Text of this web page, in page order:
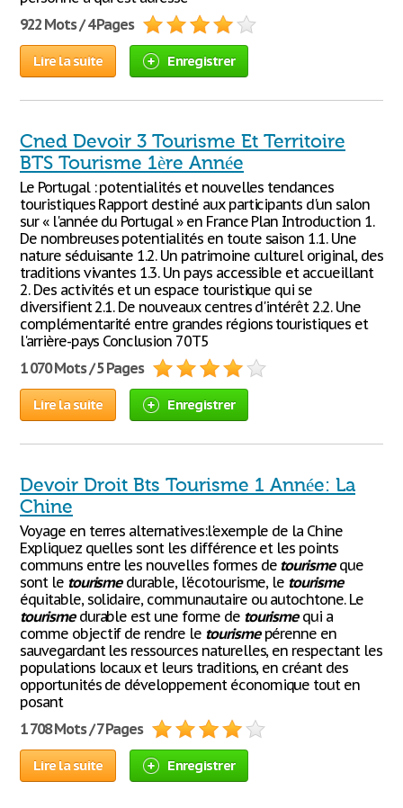
922 Mots / 4 Pages
Lire la suite Enregistrer
Cned Devoir 3 Tourisme Et Territoire
BTS Tourisme 1ère Année
Le Portugal : potentialités et nouvelles tendances
touristiques Rapport destiné aux participants d'un salon
sur « l'année du Portugal » en France Plan Introduction 1.
De nombreuses potentialités en toute saison 1.1. Une
nature séduisante 1.2. Un patrimoine culturel original, des
traditions vivantes 1.3. Un pays accessible et accueillant
2. Des activités et un espace touristique qui se
diversifient 2.1. De nouveaux centres d'intérêt 2.2. Une
complémentarité entre grandes régions touristiques et
l'arrière-pays Conclusion 70T5
1 070 Mots / 5 Pages
Lire la suite Enregistrer
Devoir Droit Bts Tourisme 1 Année: La
Chine
Voyage en terres alternatives:l'exemple de la Chine
Expliquez quelles sont les différence et les points
communs entre les nouvelles formes de tourismeque
sont le tourismedurable, l'écotourisme, le tourisme
équitable, solidaire, communautaire ou autochtone. Le
tourismedurable est une forme de tourismequi a
comme objectif de rendre le tourismepérenne en
sauvegardant les ressources naturelles, en respectant les
populations locaux et leurs traditions, en créant des
opportunités de développement économique tout en
posant
1 708 Mots / 7 Pages
Lire la suite Enregistrer